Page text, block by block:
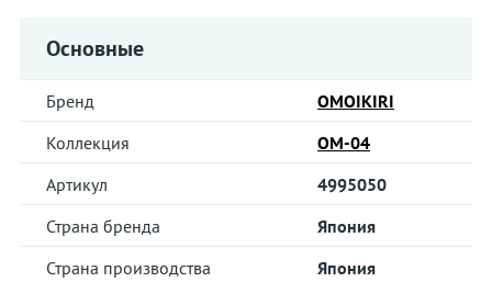
Основные
Бренд
OMOIKIRI
Коллекция
OM-04
Артикул
4995050
Страна бренда
Япония
Страна производства
Япония